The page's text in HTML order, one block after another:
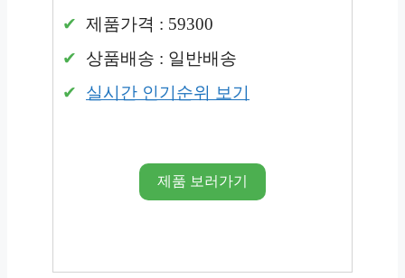
제품가격 : 59300
상품배송 : 일반배송
실시간 인기순위 보기
제품 보러가기